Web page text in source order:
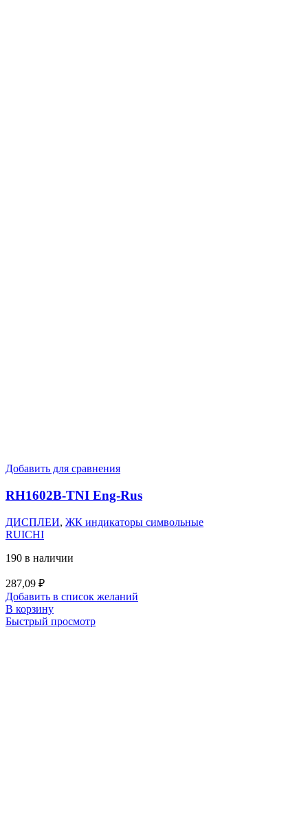
Добавить для сравнения
RH1602B-TNI Eng-Rus
ДИСПЛЕИ, ЖК индикаторы символьные
RUICHI
190 в наличии
287,09 ₽
Добавить в список желаний
В корзину
Быстрый просмотр